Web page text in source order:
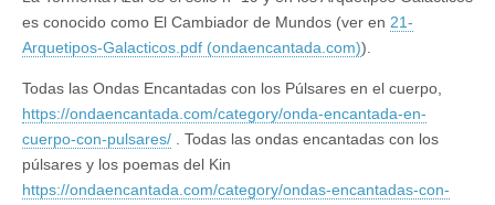
es conocido como El Cambiador de Mundos (ver en 21-
Arquetipos-Galacticos.pdf (ondaencantada.com)).
Todas las Ondas Encantadas con los Púlsares en el cuerpo,
https://ondaencantada.com/category/onda-encantada-en-
cuerpo-con-pulsares/ . Todas las ondas encantadas con los
púlsares y los poemas del Kin
https://ondaencantada.com/category/ondas-encantadas-con-